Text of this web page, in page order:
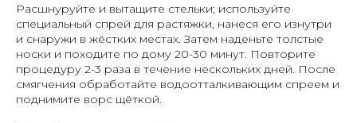
Расшнуруйте и вытащите стельки; используйте
специальный спрей для растяжки, нанеся его изнутри
и снаружи в жёстких местах. Затем наденьте толстые
носки и походите по дому 20-30 минут. Повторите
процедуру 2-3 раза в течение нескольких дней. После
смягчения обработайте водоотталкивающим спреем и
поднимите ворс щёткой.